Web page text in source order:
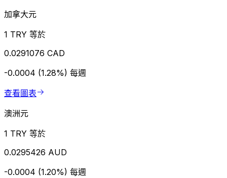
加拿大元
1 TRY 等於
0.0291076 CAD
-0.0004 (1.28%) 每週
查看圖表
澳洲元
1 TRY 等於
0.0295426 AUD
-0.0004 (1.20%) 每週